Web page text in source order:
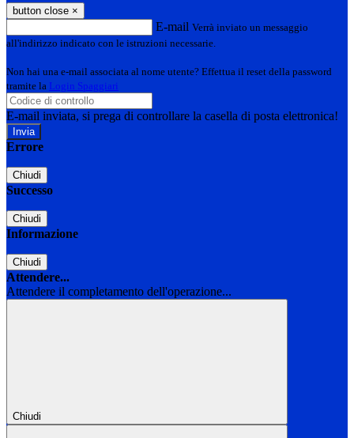
button close ×
E-mail Verrà inviato un messaggio
all'indirizzo indicato con le istruzioni necessarie.
Non hai una e-mail associata al nome utente? Effettua il reset della password
tramite la Login Spaggiari
E-mail inviata, si prega di controllare la casella di posta elettronica!
Errore
Chiudi
Successo
Chiudi
Informazione
Chiudi
Attendere...
Attendere il completamento dell'operazione...
Chiudi